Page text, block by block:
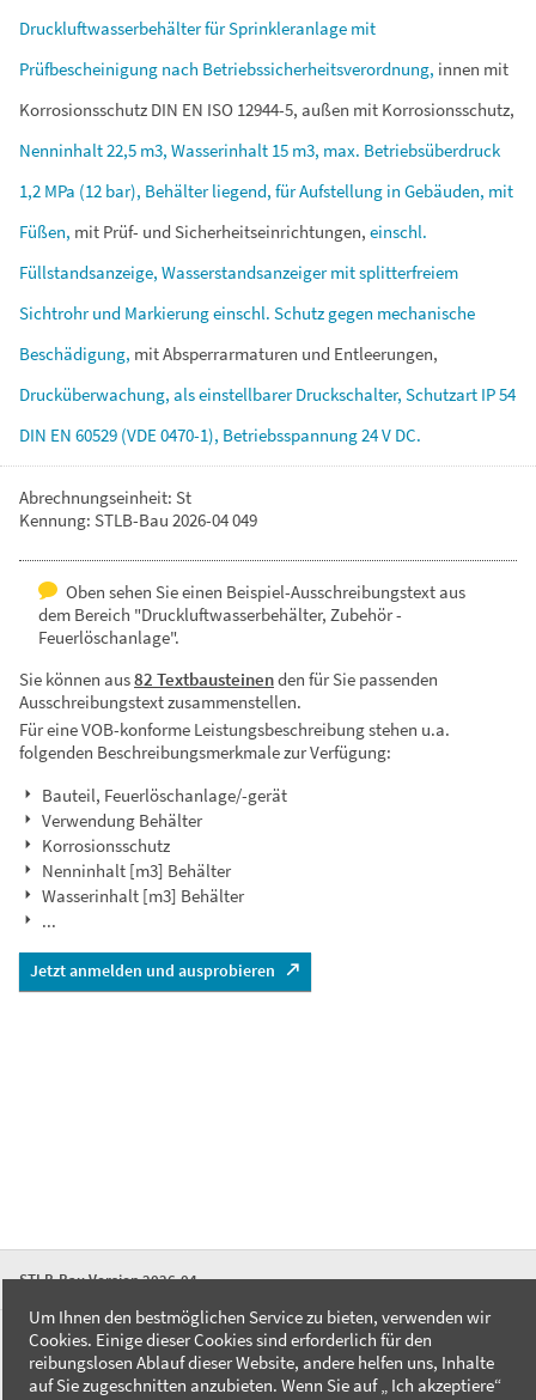
DruckluftwasserbehälterfürSprinkleranlage mit
Prüfbescheinigung nach Betriebssicherheitsverordnung, innen mit
Korrosionsschutz DIN EN ISO 12944-5, außen mit Korrosionsschutz,
Nenninhalt22,5 m3, Wasserinhalt 15 m3, max. Betriebsüberdruck
1,2 MPa (12 bar), Behälterliegend, fürAufstellung in Gebäuden, mit
Füßen, mit Prüf- und Sicherheitseinrichtungen, einschl.
Füllstandsanzeige, Wasserstandsanzeigermitsplitterfreiem
Sichtrohrund Markierungeinschl. Schutz gegen mechanische
Beschädigung, mitAbsperrarmaturen und Entleerungen,
Drucküberwachung, alseinstellbarerDruckschalter, Schutzart IP54
DIN EN 60529 (VDE0470-1), Betriebsspannung24V DC.
Abrechnungseinheit: St
Kennung: STLB-Bau 2026-04 049
Oben sehen Sie einen Beispiel-Ausschreibungstext aus
dem Bereich "Druckluftwasserbehälter, Zubehör -
Feuerlöschanlage".
Sie können aus82 Textbausteinenden für Sie passenden
Ausschreibungstext zusammenstellen.
Für eine VOB-konforme Leistungsbeschreibung stehen u.a.
folgenden Beschreibungsmerkmale zur Verfügung:
Bauteil, Feuerlöschanlage/-gerät
Verwendung Behälter
Korrosionsschutz
Nenninhalt [m3] Behälter
Wasserinhalt [m3] Behälter
...
Jetzt anmelden und ausprobieren
STLB-Bau Version 2026-04
FAQ
Kontakt
Um Ihnen den bestmöglichen Service zu bieten, verwenden wir
Cookies. Einige dieser Cookies sind erforderlich für den
reibungslosen Ablauf dieser Website, andere helfen uns, Inhalte
auf Sie zugeschnitten anzubieten. Wenn Sie auf „ Ich akzeptiere“